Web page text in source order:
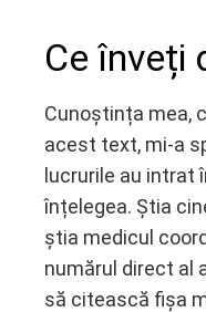
Ce înveți
Cunoștința mea,
acest text, mi-a
lucrurile au intrat
înțelegea. Știa
știa medicul
numărul direct al
să citească fișa